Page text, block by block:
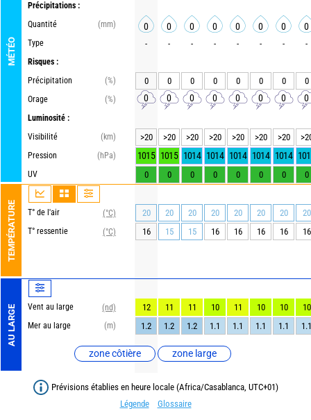
MÉTÉO
Précipitations :
Quantité
(mm)
Type
Risques :
Précipitation
(%)
Orage
(%)
Luminosité :
Visibilité
(km)
Pression
(hPa)
UV
TEMPÉRATURE T° de l'air
(°C)
T° ressentie
(°C)
AU LARGE Vent au large
(nd)
Mer au large
(m)
zone côtière zone large
0 0 0 0 0 0 0 0
- - - - - - - -
0 0 0 0 0 0 0 0
0 0 0 0 0 0 0 0
>20 >20 >20 >20 >20 >20 >20
1015 1015 1014 1014 1014 1014 1014
0 0 0 0 0 0 0 0
20 20 20 20 20 20 20
20
16
15 15 16 16 16 16 16
12 11 11 10 11 10 10
10
1.2
1.2 1.2 1.1 1.1 1.1 1.1 1.1
Prévisions établies en heure locale (Africa/Casablanca, UTC+01)
Légende
Glossaire